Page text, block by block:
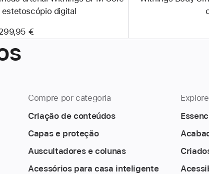
digital
estetoscópio digital
€
Compre por categoria
Criação de conteúdos
Capas e proteção
Auscultadores e colunas
Acessórios para casa inteligente